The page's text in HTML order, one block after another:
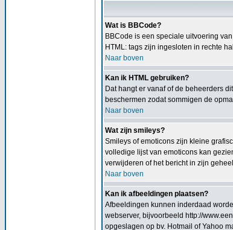
Wat is BBCode?
BBCode is een speciale uitvoering
HTML: tags zijn ingesloten in rechte
Naar boven
Kan ik HTML gebruiken?
Dat hangt er vanaf of de beheerders
beschermen zodat sommigen de
Naar boven
Wat zijn smileys?
Smileys of emoticons zijn kleine
volledige lijst van emoticons kan
verwijderen of het bericht in zijn
Naar boven
Kan ik afbeeldingen plaatsen?
Afbeeldingen kunnen inderdaad
webserver, bijvoorbeeld http://
opgeslagen op bv. Hotmail of Yahoo